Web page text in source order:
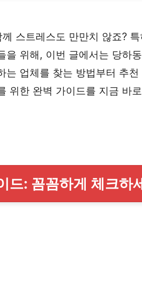
스트레스도 만만치 않죠?
을 위해, 이번 글에서는 당하
는 업체를 찾는 방법부터 추
위한 완벽 가이드를 지금 바
드: 꼼꼼하게 체크하